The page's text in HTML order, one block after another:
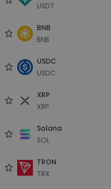
USDT
BNB
BNB
USDC
USDC
XRP
XRP
Solana
SOL
TRON
TRX